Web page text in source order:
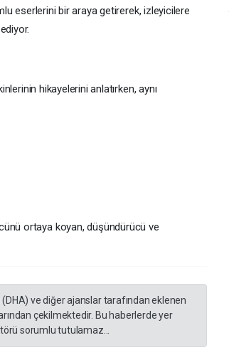
eserlerini bir araya getirerek, izleyicilere
hikayelerini anlatırken, aynı
ortaya koyan, düşündürücü ve
ve diğer ajanslar tarafından eklenen
çekilmektedir. Bu haberlerde yer
sorumlu tutulamaz...